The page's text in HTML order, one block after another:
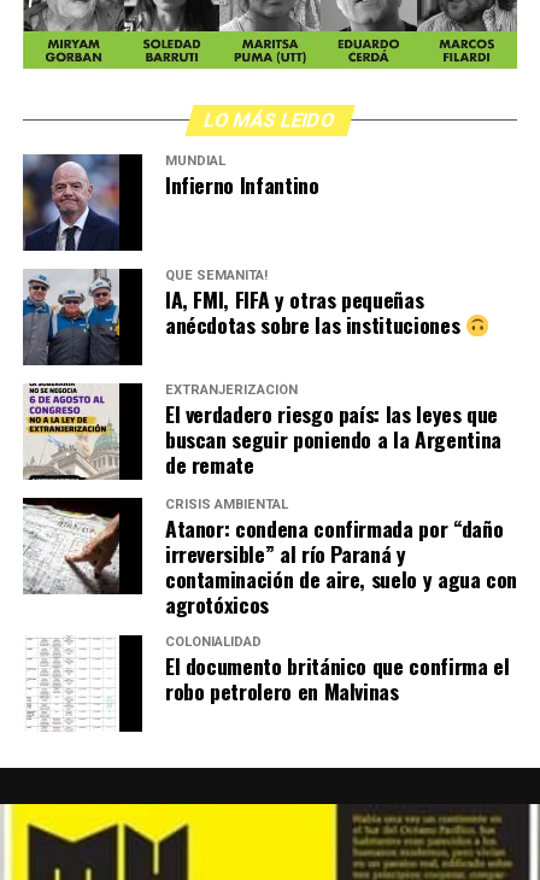
LO MÁS LEIDO
MUNDIAL
Infierno Infantino
QUÉ SEMANITA!
IA, FMI, FIFA y otras pequeñas
anécdotas sobre las instituciones
EXTRANJERIZACIÓN
El verdadero riesgo país: las leyes que
buscan seguir poniendo a la Argentina
de remate
CRISIS AMBIENTAL
Atanor: condena confirmada por “daño
irreversible” al río Paraná y
contaminación de aire, suelo y agua con
agrotóxicos
COLONIALIDAD
El documento británico que confirma el
robo petrolero en Malvinas